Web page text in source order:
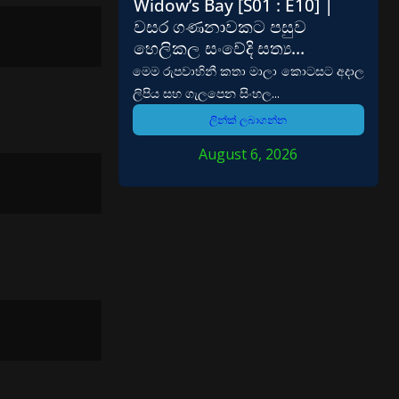
Widow’s Bay [S01 : E10] |
වසර ගණනාවකට පසුව
හෙලිකල සංවේදි සත්‍ය…
මෙම රුපවාහිනී කතා මාලා කොටසට අදාල
ලිපිය සහ ගැලපෙන සිංහල...
ලින්ක් ලබාගන්න
August 6, 2026